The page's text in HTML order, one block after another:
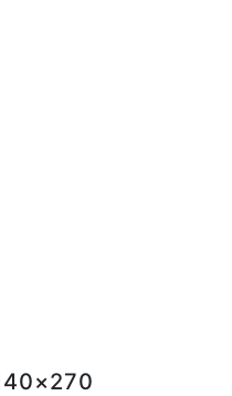
szelki - WIKI